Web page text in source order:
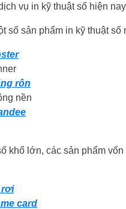
vụ in kỹ thuật số hiện
số sản phẩm in kỹ thuật
rôn
nền
khổ lớn, các sản phẩm
rơi
card